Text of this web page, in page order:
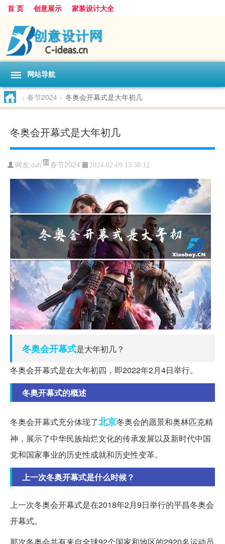
首 页 创意展示 家装设计大全
网站导航
> 春节2024 > 冬奥会开幕式是大年初几
冬奥会开幕式是大年初几
网友:dah 春节2024 2024-02-09 13:38:12
冬奥会开幕式是大年初几？
冬奥会开幕式是在大年初四，即2022年2月4日举行。
冬奥开幕式的概述
冬奥会开幕式充分体现了北京冬奥会的愿景和奥林匹克精
神，展示了中华民族灿烂文化的传承发展以及新时代中国
党和国家事业的历史性成就和历史性变革。
上一次冬奥开幕式是什么时候？
上一次冬奥会开幕式是在2018年2月9日举行的平昌冬奥会
开幕式。